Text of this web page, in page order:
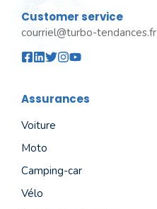
Customer service
courriel@turbo-tendances.fr
Assurances
Voiture
Moto
Camping-car
Vélo